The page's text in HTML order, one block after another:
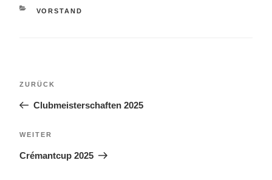
KATEGORIEN
VORSTAND
Vorheriger
ZURÜCK
Clubmeisterschaften 2025
Nächster
WEITER
Crémantcup 2025